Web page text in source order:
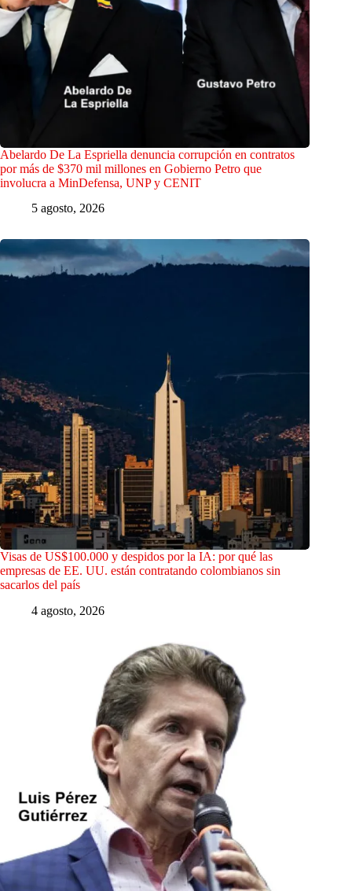
Abelardo De La Espriella denuncia corrupción en contratos
por más de $370 mil millones en Gobierno Petro que
involucra a MinDefensa, UNP y CENIT
5 agosto, 2026
Visas de US$100.000 y despidos por la IA: por qué las
empresas de EE. UU. están contratando colombianos sin
sacarlos del país
4 agosto, 2026